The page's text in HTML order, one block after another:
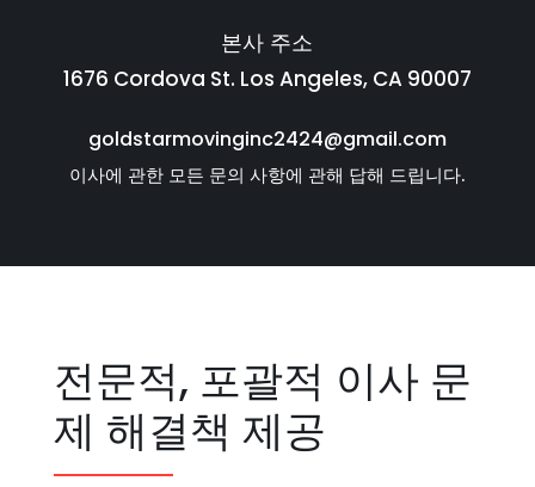
본사 주소
1676 Cordova St. Los Angeles, CA 90007
goldstarmovinginc2424@gmail.com
이사에 관한 모든 문의 사항에 관해 답해 드립니다.
전문적, 포괄적 이사 문
제 해결책 제공